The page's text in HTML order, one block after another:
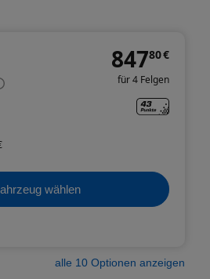
84780€
für 4 Felgen
wählen
alle 10Optionen anzeigen